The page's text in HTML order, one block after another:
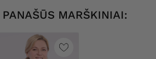
PANAŠŪS MARŠKINIAI: